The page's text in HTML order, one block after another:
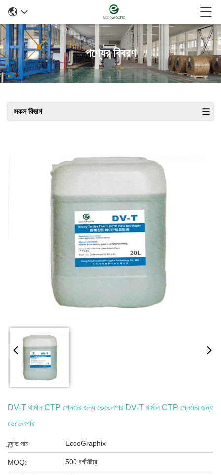
পণ্যের বিবরণ
সকল বিভাগ
DV-T থার্মাল CTP প্লেটের জন্য ডেভেলপার DV-T থার্মাল CTP প্লেটের জন্য
ডেভেলপার
ব্র্যান্ড নাম: EcooGraphix
MOQ: 500 বর্গমিটার